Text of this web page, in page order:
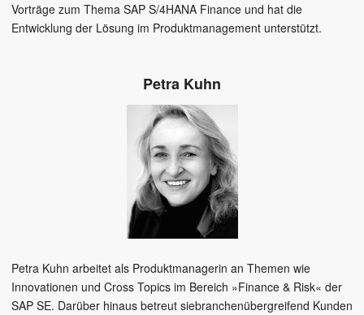
Vorträge zum Thema SAP S/4HANA Finance und hat die
Entwicklung der Lösung im Produktmanagement unterstützt.
Petra Kuhn
Petra Kuhn arbeitet als Produktmanagerin an Themen wie
Innovationen und Cross Topics im Bereich »Finance & Risk« der
SAP SE. Darüber hinaus betreut siebranchenübergreifend Kunden